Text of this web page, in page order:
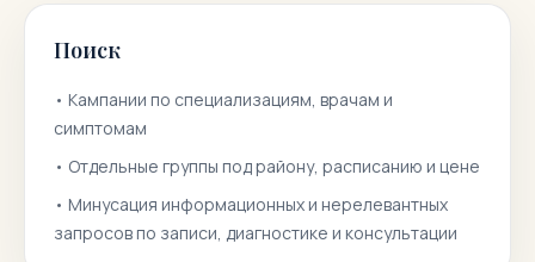
Поиск
• Кампании по специализациям, врачам и
симптомам
• Отдельные группы под району, расписанию и цене
• Минусация информационных и нерелевантных
запросов по записи, диагностике и консультации